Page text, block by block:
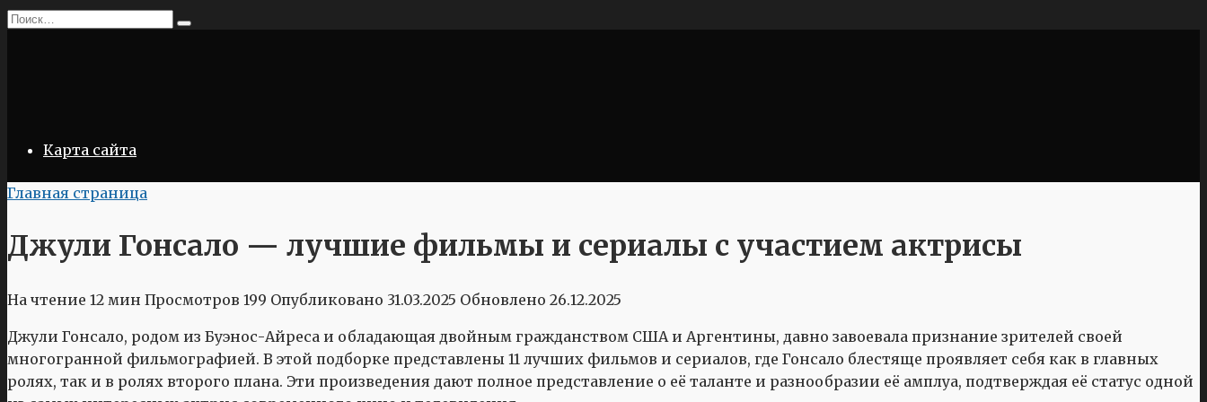
Перейти
Search
Карта сайта
Главная страница
Джули Гонсало — лучшие фильмы и сериалы с участием актрисы
На чтение 12 мин Просмотров 199 Опубликовано 31.03.2025 Обновлено 26.12.2025
Джули Гонсало, родом из Буэнос-Айреса и обладающая двойным гражданством США и Аргентины, давно завоевала признание зрителей своей
многогранной фильмографией. В этой подборке представлены 11 лучших фильмов и сериалов, где Гонсало блестяще проявляет себя как в главных
ролях, так и в ролях второго плана. Эти произведения дают полное представление о её таланте и разнообразии её амплуа, подтверждая её статус одной